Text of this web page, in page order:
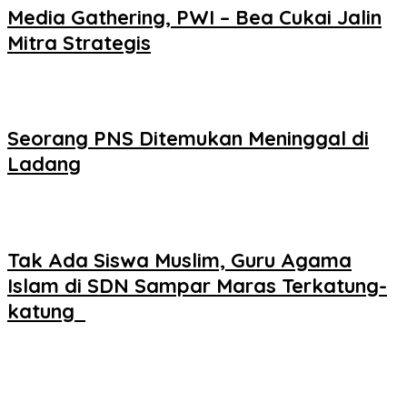
Media Gathering, PWI – Bea Cukai Jalin
Mitra Strategis
Seorang PNS Ditemukan Meninggal di
Ladang
Tak Ada Siswa Muslim, Guru Agama
Islam di SDN Sampar Maras Terkatung-
katung ‎